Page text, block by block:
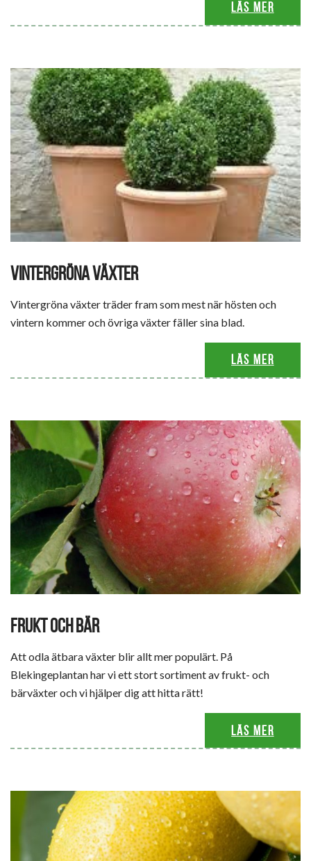
Läs mer
VINTERGRÖNA VÄXTER
Vintergröna växter träder fram som mest när hösten och
vintern kommer och övriga växter fäller sina blad.
Läs mer
FRUKT OCH BÄR
Att odla ätbara växter blir allt mer populärt. På
Blekingeplantan har vi ett stort sortiment av frukt- och
bärväxter och vi hjälper dig att hitta rätt!
Läs mer